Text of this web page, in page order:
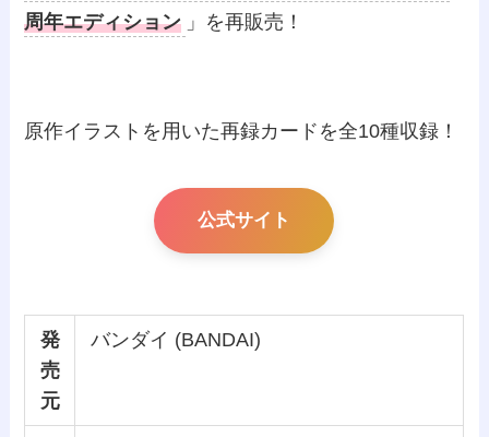
周年エディション 」を再販売！
原作イラストを用いた再録カードを全10種収録！
公式サイト
発
売
元
バンダイ (BANDAI)